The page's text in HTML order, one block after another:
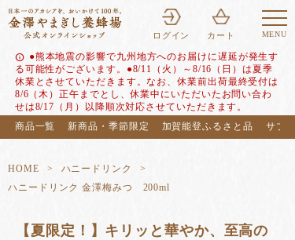
MENU
ログイン カート
info ●熊本地震の影響で九州地方へのお届けに遅延が発生す
る可能性がございます。●8/11（火）～8/16（日）は夏季
休業とさせていただきます。なお、休業前出荷最終受付は
8/6（木）正午までとし、休業中にいただいたお問い合わ
せは8/17（月）以降順次対応させていただきます。
商品一覧
新商品・季節限定 加賀能登ふるさと品 サブ
HOME
ハニードリンク
ハニードリンク 金澤梅みつ 200ml
【夏限定！】キリッと華やか、至高の